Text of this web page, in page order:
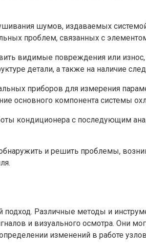
шумов, издаваемых
проблем, связанных с
видимые повреждения или
детали, а также на наличие
приборов для измерения
основного компонента системы
кондиционера с последующим
и решить проблемы,
подход. Различные методы и
и визуального осмотра. Они
изменений в работе